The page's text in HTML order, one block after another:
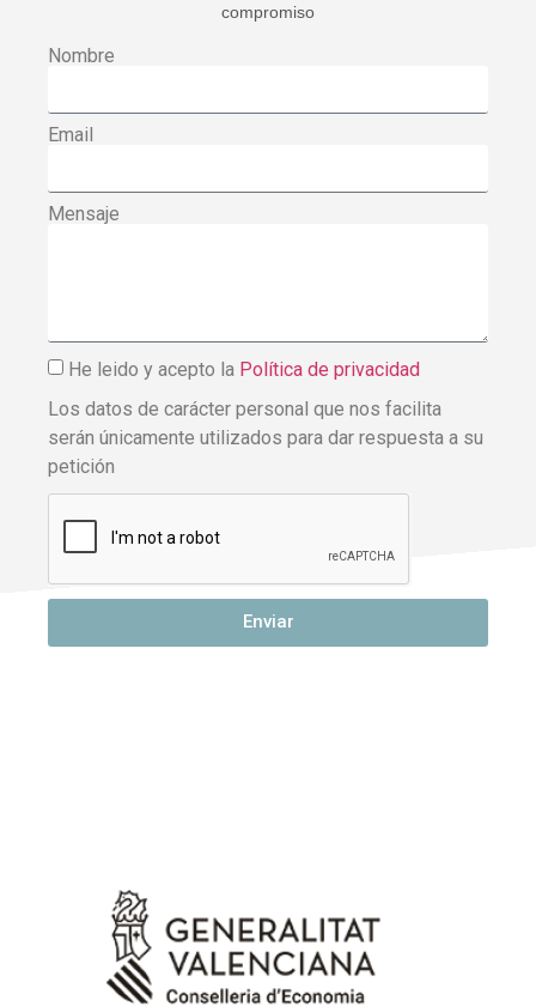
compromiso
Nombre
Email
Mensaje
He leido y acepto la Política de privacidad
Los datos de carácter personal que nos facilita
serán únicamente utilizados para dar respuesta a su
petición
Enviar